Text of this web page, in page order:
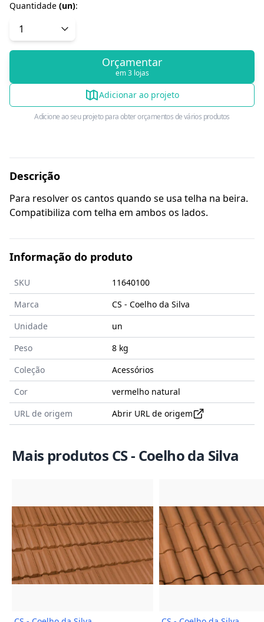
Quantidade (un):
Orçamentar
em 3 lojas
Adicionar ao projeto
Adicione ao seu projeto para obter orçamentos de vários produtos
Descrição
Para resolver os cantos quando se usa telha na beira.
Compatibiliza com telha em ambos os lados.
Informação do produto
SKU
11640100
Marca
CS - Coelho da Silva
Unidade
un
Peso
8 kg
Coleção
Acessórios
Cor
vermelho natural
URL de origem
Abrir URL de origem
Mais produtos CS - Coelho da Silva
Imagem do Produto